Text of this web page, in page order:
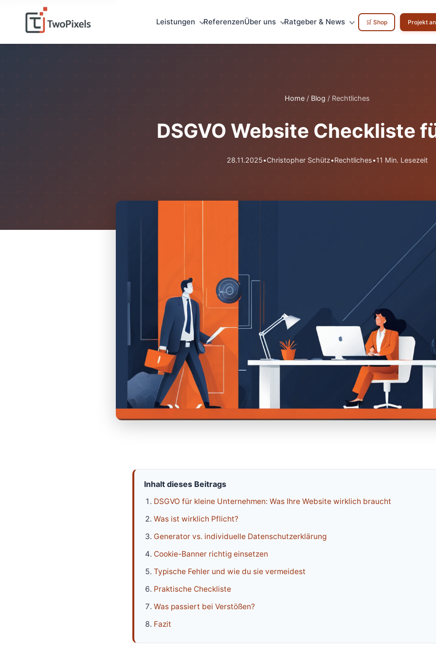
Leistungen ReferenzenÜber uns Ratgeber & News 🛒 Shop Projekt
Home/ Blog / Rechtliches
DSGVO Website Checkliste
28.11.2025•Christopher Schütz•Rechtliches•11 Min. Lesezeit
Inhalt dieses Beitrags
DSGVO für kleine Unternehmen: Was Ihre Website wirklich braucht
Was ist wirklich Pflicht?
Generator vs. individuelle Datenschutzerklärung
Cookie-Banner richtig einsetzen
Typische Fehler und wie du sie vermeidest
Praktische Checkliste
Was passiert bei Verstößen?
Fazit